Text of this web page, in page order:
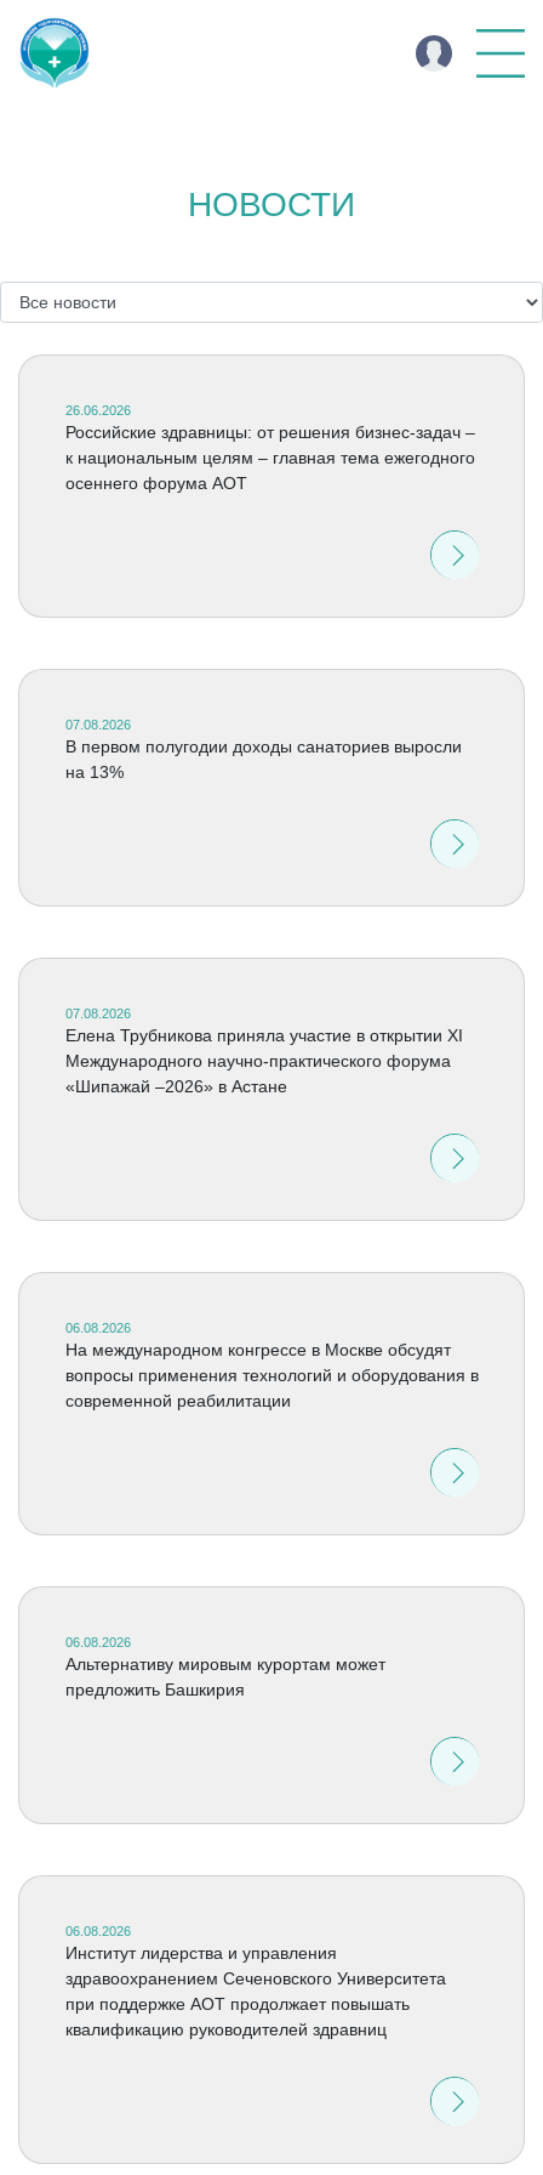
НОВОСТИ
26.06.2026
Российские здравницы: от решения бизнес-задач –
к национальным целям – главная тема ежегодного
осеннего форума АОТ
07.08.2026
В первом полугодии доходы санаториев выросли
на 13%
07.08.2026
Елена Трубникова приняла участие в открытии XI
Международного научно-практического форума
«Шипажай –2026» в Астане
06.08.2026
На международном конгрессе в Москве обсудят
вопросы применения технологий и оборудования в
современной реабилитации
06.08.2026
Альтернативу мировым курортам может
предложить Башкирия
06.08.2026
Институт лидерства и управления
здравоохранением Сеченовского Университета
при поддержке АОТ продолжает повышать
квалификацию руководителей здравниц